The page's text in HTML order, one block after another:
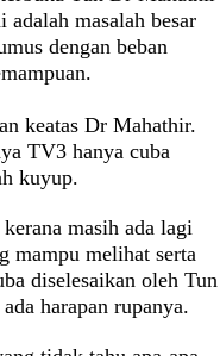
masalah besar
dengan beban
keatas Dr Mahathir.
TV3 hanya cuba
kuyup.
masih ada lagi
mampu melihat serta
diselesaikan oleh Tun
harapan rupanya.